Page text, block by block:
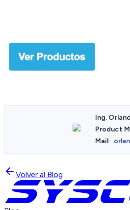
Ing.
Product
Mail:
Volver al Blog